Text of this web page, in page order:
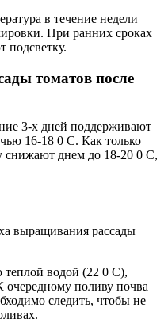
в течение недели
При ранних сроках
подсветку.
томатов после
3-х дней поддерживают
16-18 0 С. Как только
снижают днем до 18-20 0 С,
теплой водой (22 0 С),
очередному поливу почва
следить, чтобы не